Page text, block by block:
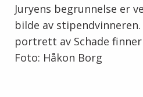
Juryens begrunnelse er
bilde av
portrett av Schade
Foto: Håkon Borg